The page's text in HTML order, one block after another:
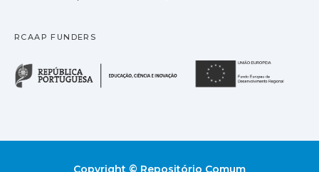
RCAAP FUNDERS
República Portuguesa
Copyright © Repositório Comum